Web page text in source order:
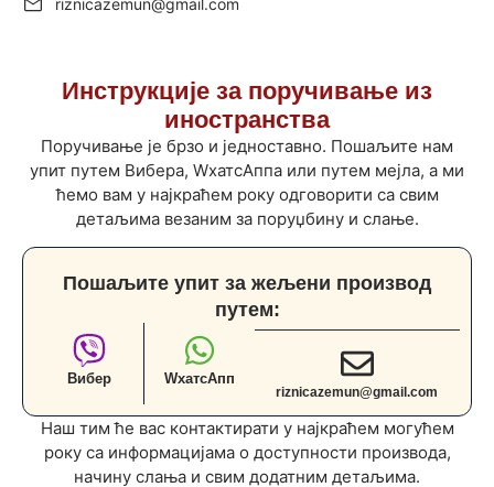
Инструкције за поручивање из
иностранства
Поручивање је брзо и једноставно. Пошаљите нам
упит путем Вибера, WхатсАппа или путем мејла, а ми
ћемо вам у најкраћем року одговорити са свим
детаљима везаним за поруџбину и слање.
Пошаљите упит за жељени производ
путем:
Вибер WхатсАпп
riznicazemun@gmail.com
Наш тим ће вас контактирати у најкраћем могућем
року са информацијама о доступности производа,
начину слања и свим додатним детаљима.